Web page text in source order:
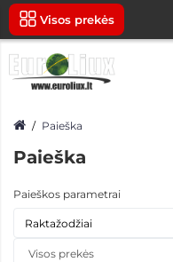
Visos prekės
Paieška
Paieška
Paieškos parametrai